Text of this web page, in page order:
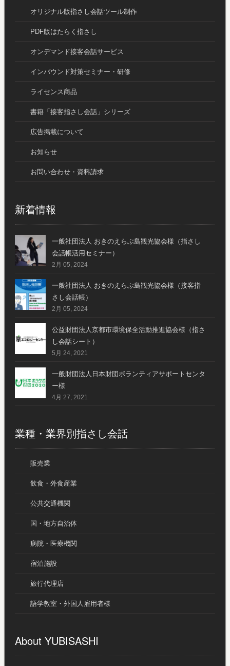
オリジナル版指さし会話ツール制作
PDF版はたらく指さし
オンデマンド接客会話サービス
インバウンド対策セミナー・研修
ライセンス商品
書籍「接客指さし会話」シリーズ
広告掲載について
お知らせ
お問い合わせ・資料請求
新着情報
一般社団法人 おきのえらぶ島観光協会様（指さし
会話帳活用セミナー）
2月 05, 2024
一般社団法人 おきのえらぶ島観光協会様（接客指
さし会話帳）
2月 05, 2024
公益財団法人京都市環境保全活動推進協会様（指さ
し会話シート）
5月 24, 2021
一般財団法人日本財団ボランティアサポートセンタ
ー様
4月 27, 2021
業種・業界別指さし会話
販売業
飲食・外食産業
公共交通機関
国・地方自治体
病院・医療機関
宿泊施設
旅行代理店
語学教室・外国人雇用者様
About YUBISASHI